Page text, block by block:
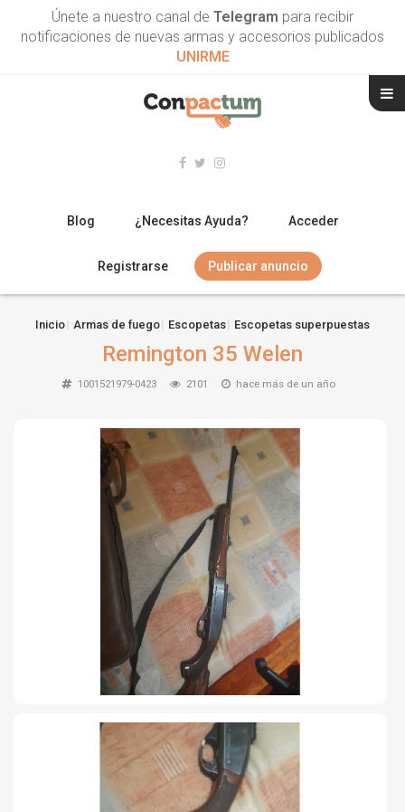
Únete a nuestro canal de Telegram para recibir
notificaciones de nuevas armas y accesorios publicados
UNIRME
Blog ¿Necesitas Ayuda? Acceder
Registrarse Publicar anuncio
ARMAS CORTAS
TIRO Y COMPETICIÓN
AIRE COMPRIMIDO
Inicio Armas de fuego Escopetas Escopetas superpuestas
Remington 35 Welen
1001521979-0423 2101 hace más de un año